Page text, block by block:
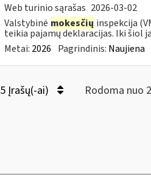
Web turinio sąrašas 2026-03-02
Valstybinė mokesčių inspekcija
teikia pajamų deklaracijas. Iki šiol
Metai: 2026 Pagrindinis: Naujiena
5 Įrašų(-ai) Rodoma nuo